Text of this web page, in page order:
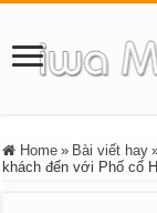
Home » Bài viết hay
khách đến với Phố cổ